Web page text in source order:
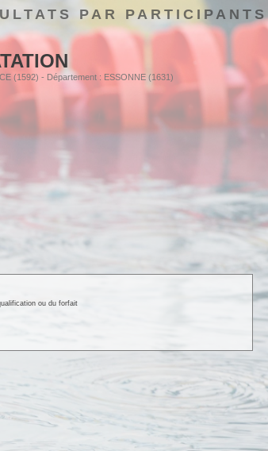
PAR PARTICIPANTS
(1592) - Département : ESSONNE (1631)
ou du forfait